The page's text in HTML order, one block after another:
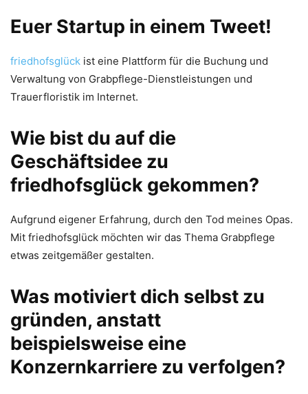
Euer Startup in einem Tweet!
friedhofsglück ist eine Plattform für die Buchung und
Verwaltung von Grabpflege-Dienstleistungen und
Trauerfloristik im Internet.
Wie bist du auf die
Geschäftsidee zu
friedhofsglück gekommen?
Aufgrund eigener Erfahrung, durch den Tod meines Opas.
Mit friedhofsglück möchten wir das Thema Grabpflege
etwas zeitgemäßer gestalten.
Was motiviert dich selbst zu
gründen, anstatt
beispielsweise eine
Konzernkarriere zu verfolgen?